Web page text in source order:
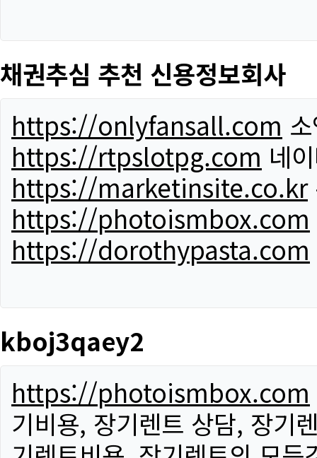
채권추심 추천 신용정보회사
https://onlyfansall.com
https://rtpslotpg.com 네
https://marketinsite.co.kr
https://photoismbox.com
https://dorothypasta.com
kboj3qaey2
https://photoismbox.com
기비용, 장기렌트 상담, 장기